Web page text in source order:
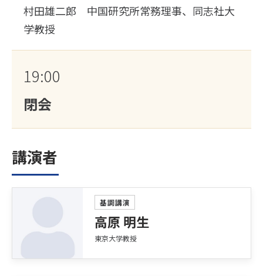
村田雄二郎 中国研究所常務理事、同志社大
学教授
19:00
閉会
講演者
基調講演
高原 明生
東京大学教授